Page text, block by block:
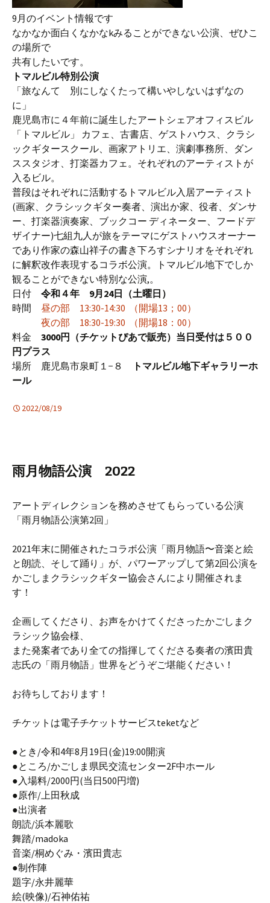
9月のイベント情報です
なかなか面白くなかなkみることができない公演、ぜひこ
の場所で
共有したいです。
トマルビル特別公演
「旅なんて 別にしなくたって構いやしないはずなの
に」
鹿児島市に４年前に誕生したアートシェアオフィスビル
「トマルビル」 カフェ、古書店、ゲストハウス、クラシ
ックギタースクール、画家アトリエ、演劇事務所、ダン
ススタジオ、打楽器カフェ。それぞれのアーティストが
入るビル。
普段はそれぞれに活動するトマルビル入居アーティスト
(画家、クラシックギター奏者、演出か家、役者、ダンサ
ー、打楽器演奏家、ブックコー ディネーター、フードデ
ザイナー)七組九人が旅をテーマにゲストハウスオーナー
であり作家の森山祥子の書き下ろすシナリオをそれぞれ
に解釈改作表現するコラボ公演。トマルビル地下でしか
観ることができない特別な公演,。
日付 令和４年 9月24日（土曜日）
時間 昼の部 13:30-14:30 （開場13；00）
夜の部 18:30-19:30 （開場18：00）
料金 3000円（チケットぴあで販売）当日受付は５００
円プラス
場所 鹿児島市泉町１−８
トマルビル地下ギャラリーホ
ール
2022/08/19
雨月物語公演 2022
アートディレクションを務めさせてもらっている公演
「雨月物語公演第2回」
2021年末に開催されたコラボ公演「雨月物語〜音楽と絵
と朗読、そして踊り」が、パワーアップして第2回公演を
かごしまクラシックギター協会さんにより開催されま
す！
企画してくださり、お声をかけてくださったかごしまク
ラシック協会様、
また発案者であり全ての指揮してくださる奏者の濱田貴
志氏の「雨月物語」世界をどうぞご堪能ください！
お待ちしております！
チケットは電子チケットサービスteketなど
●とき/令和4年8月19日(金)19:00開演
●ところ/かごしま県民交流センター2F中ホール
●入場料/2000円(当日500円増)
●原作/上田秋成
●出演者
朗読/浜本麗歌
舞踏/madoka
音楽/桐めぐみ・濱田貴志
●制作陣
題字/永井麗華
絵(映像)/石神佑祐